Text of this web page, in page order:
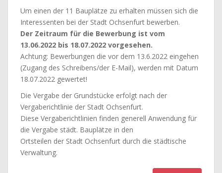
Um einen der 11 Bauplätze zu erhalten müssen sich die
Interessenten bei der Stadt Ochsenfurt bewerben.
Der Zeitraum für die Bewerbung ist vom
13.06.2022 bis 18.07.2022 vorgesehen.
Achtung: Bewerbungen die vor dem 13.6.2022 eingehen
(Zugang des Schreibens/der E-Mail), werden mit Datum
18.07.2022 gewertet!
Die Vergabe der Grundstücke erfolgt nach der
Vergaberichtlinie der Stadt Ochsenfurt.
Diese Vergaberichtlinien finden generell Anwendung für
die Vergabe städt. Bauplätze in den
Ortsteilen der Stadt Ochsenfurt durch die städtische
Verwaltung.